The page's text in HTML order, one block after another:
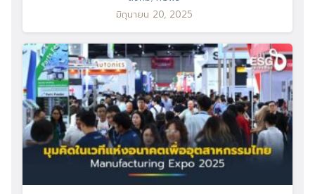
มิถุนายน 20, 2025